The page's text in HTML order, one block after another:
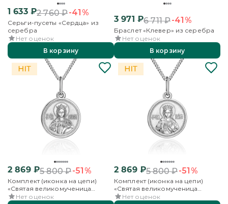
1 633₽2 760₽-41%
Серьги-пусеты «Сердца» из
серебра
Нет оценок
В корзину
3 971 ₽6 711₽-41%
Браслет «Клевер» из серебра
Нет оценок
В корзину
2 869₽5 800₽-51%
Комплект (иконка на цепи)
«Святая великомученица
Екатерина» из серебра
Нет оценок
2 869₽5 800₽-51%
Комплект (иконка на цепи)
«Святая великомученица
Ирина» из серебра
Нет оценок